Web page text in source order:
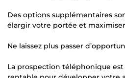
Des options supplémentaires
élargir votre portée et
Ne laissez plus passer
La prospection téléphonique